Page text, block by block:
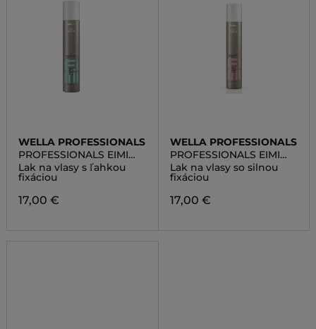
WELLA PROFESSIONALS
PROFESSIONALS EIMI
FIXING HAIRSPARY
MISTIFY ME LIGHT
Lak na vlasy s ľahkou
fixáciou
17,00 €
WELLA PROFESSIONALS
PROFESSIONALS EIMI
FIXING HAIRSPRAYS
MISTIFY ME STRONG
Lak na vlasy so silnou
fixáciou
17,00 €